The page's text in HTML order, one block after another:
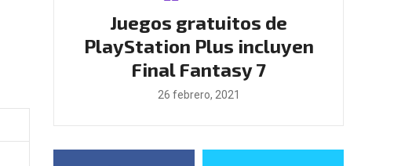
Juegos gratuitos de
PlayStation Plus incluyen
Final Fantasy 7
26 febrero, 2021